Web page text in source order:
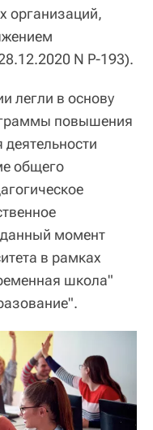
организаций,
N Р-193).
легли в основу
повышения
общего
момент
в рамках
школа"